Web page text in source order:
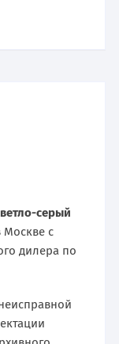
серый
Москве с
дилера по